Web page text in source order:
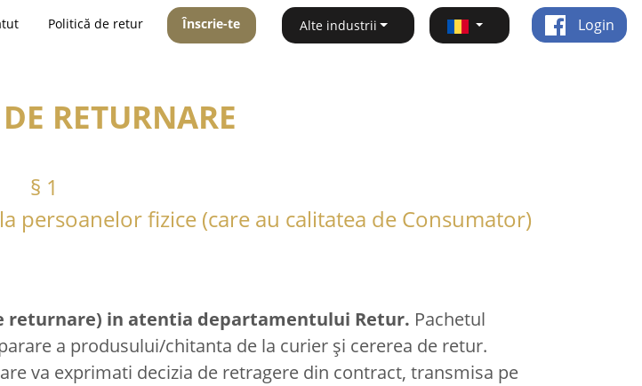
Politică de retur Înscrie-te Alte industrii Login
RETURNARE
§ 1
persoanelor fizice (care au calitatea de Consumator)
returnare) in atentia departamentului Retur. Pachetul
a produsului/chitanta de la curier și cererea de retur.
va exprimati decizia de retragere din contract, transmisa pe